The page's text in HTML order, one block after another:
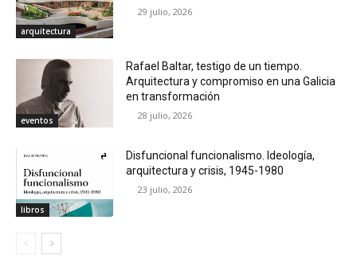
arquitectura
29 julio, 2026
eventos
Rafael Baltar, testigo de un tiempo.
Arquitectura y compromiso en una Galicia
en transformación
28 julio, 2026
libros
Disfuncional funcionalismo. Ideología,
arquitectura y crisis, 1945-1980
23 julio, 2026